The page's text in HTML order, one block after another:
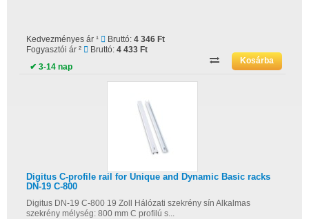
Kedvezményes ár ¹ Bruttó: 4 346 Ft
Fogyasztói ár ²
Bruttó: 4 433 Ft
✔ 3-14 nap
Digitus C-profile rail for Unique and Dynamic Basic racks
DN-19 C-800
Digitus DN-19 C-800 19 Zoll Hálózati szekrény sín Alkalmas
szekrény mélység: 800 mm C profilú s...